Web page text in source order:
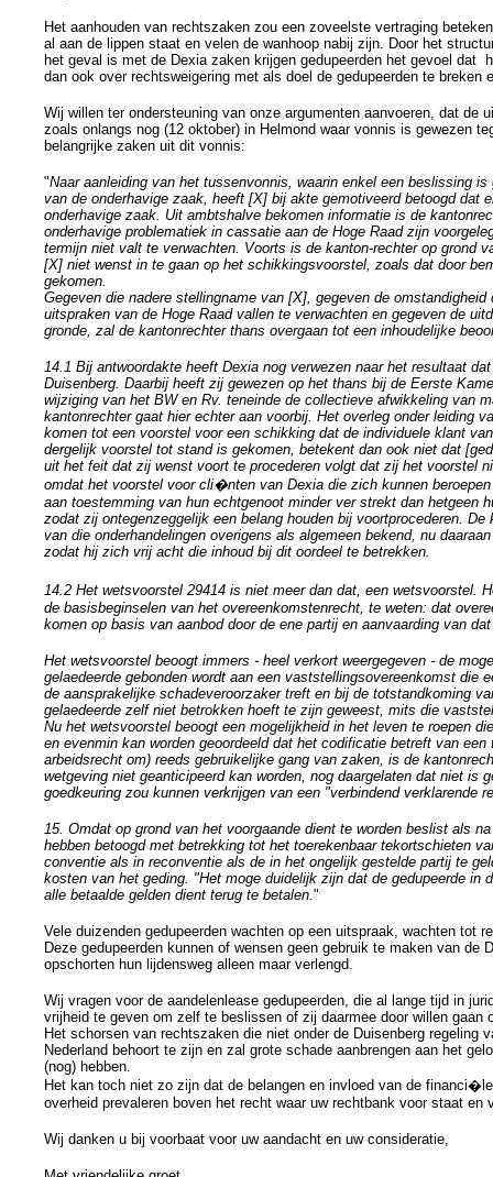
Het aanhouden van rechtszaken zou een zoveelste vertraging
al aan de lippen staat en velen de wanhoop nabij zijn. Door het
het geval is met de Dexia zaken krijgen gedupeerden het gevoel dat
dan ook over rechtsweigering met als doel de gedupeerden te breken
Wij willen ter ondersteuning van onze argumenten aanvoeren, dat de
zoals onlangs nog (12 oktober) in Helmond waar vonnis is gewezen
belangrijke zaken uit dit vonnis:
"Naar aanleiding van het tussenvonnis, waarin enkel een beslissing
van de onderhavige zaak, heeft [X] bij akte gemotiveerd betoogd dat
onderhavige zaak. Uit ambtshalve bekomen informatie is de
onderhavige problematiek in cassatie aan de Hoge Raad zijn
termijn niet valt te verwachten. Voorts is de kanton-rechter op grond
[X] niet wenst in te gaan op het schikkingsvoorstel, zoals dat door
gekomen.
Gegeven die nadere stellingname van [X], gegeven de
uitspraken van de Hoge Raad vallen te verwachten en gegeven de
gronde, zal de kantonrechter thans overgaan tot een inhoudelijke
14.1 Bij antwoordakte heeft Dexia nog verwezen naar het resultaat
Duisenberg. Daarbij heeft zij gewezen op het thans bij de Eerste
wijziging van het BW en Rv. teneinde de collectieve afwikkeling van
kantonrechter gaat hier echter aan voorbij. Het overleg onder leiding
komen tot een voorstel voor een schikking dat de individuele klant
dergelijk voorstel tot stand is gekomen, betekent dan ook niet dat
uit het feit dat zij wenst voort te procederen volgt dat zij het voorstel
omdat het voorstel voor cli�nten van Dexia die zich kunnen
aan toestemming van hun echtgenoot minder ver strekt dan hetgeen
zodat zij ontegenzeggelijk een belang houden bij voortprocederen.
van die onderhandelingen overigens als algemeen bekend, nu
zodat hij zich vrij acht die inhoud bij dit oordeel te betrekken.
14.2 Het wetsvoorstel 29414 is niet meer dan dat, een
de basisbeginselen van het overeenkomstenrecht, te weten: dat
komen op basis van aanbod door de ene partij en aanvaarding van
Het wetsvoorstel beoogt immers - heel verkort weergegeven - de
gelaedeerde gebonden wordt aan een vaststellingsovereenkomst die
de aansprakelijke schadeveroorzaker treft en bij de totstandkoming
gelaedeerde zelf niet betrokken hoeft te zijn geweest, mits die
Nu het wetsvoorstel beoogt een mogelijkheid in het leven te roepen
en evenmin kan worden geoordeeld dat het codificatie betreft van
arbeidsrecht om) reeds gebruikelijke gang van zaken, is de
wetgeving niet geanticipeerd kan worden, nog daargelaten dat niet is
goedkeuring zou kunnen verkrijgen van een "verbindend verklarende
15. Omdat op grond van het voorgaande dient te worden beslist als
hebben betoogd met betrekking tot het toerekenbaar tekortschieten
conventie als in reconventie als de in het ongelijk gestelde partij te
kosten van het geding. "Het moge duidelijk zijn dat de gedupeerde
alle betaalde gelden dient terug te betalen."
Vele duizenden gedupeerden wachten op een uitspraak, wachten tot
Deze gedupeerden kunnen of wensen geen gebruik te maken van de
opschorten hun lijdensweg alleen maar verlengd.
Wij vragen voor de aandelenlease gedupeerden, die al lange tijd in
vrijheid te geven om zelf te beslissen of zij daarmee door willen gaan
Het schorsen van rechtszaken die niet onder de Duisenberg regeling
Nederland behoort te zijn en zal grote schade aanbrengen aan het
(nog) hebben.
Het kan toch niet zo zijn dat de belangen en invloed van de
overheid prevaleren boven het recht waar uw rechtbank voor staat en
Wij danken u bij voorbaat voor uw aandacht en uw consideratie,